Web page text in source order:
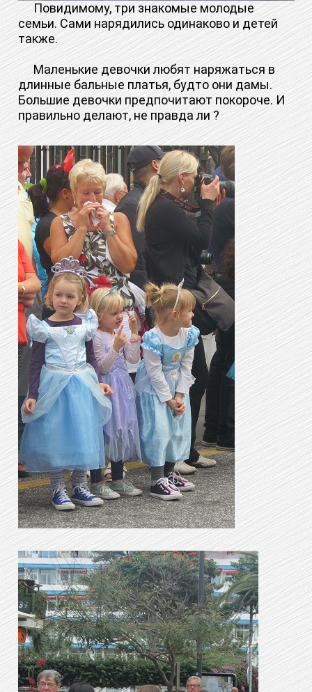
Повидимому, три знакомые молодые
семьи. Сами нарядились одинаково и детей
также.
Маленькие девочки любят наряжаться в
длинные бальные платья, будто они дамы.
Большие девочки предпочитают покороче. И
правильно делают, не правда ли ?